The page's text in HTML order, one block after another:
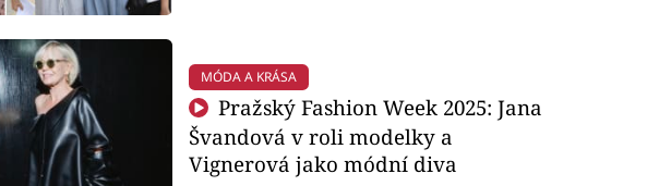
MÓDA A KRÁSA
Pražský Fashion Week 2025: Jana
Švandová v roli modelky a
Vignerová jako módní diva